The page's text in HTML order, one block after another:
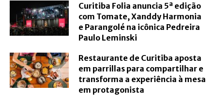
Curitiba Folia anuncia 5ª edição
com Tomate, Xanddy Harmonia
e Parangolé na icônica Pedreira
Paulo Leminski
Restaurante de Curitiba aposta
em parrillas para compartilhar e
transforma a experiência à mesa
em protagonista